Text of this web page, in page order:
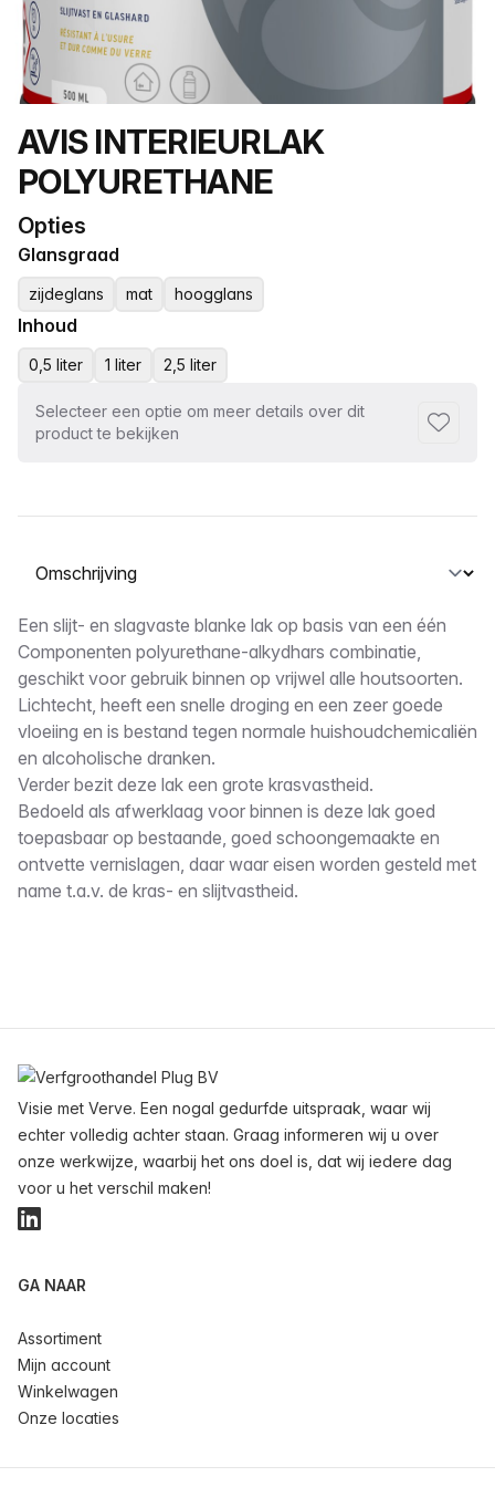
Productnaam
AVIS INTERIEURLAK
POLYURETHANE
Opties
Glansgraad
zijdeglans mat hoogglans
Inhoud
0,5 liter 1 liter 2,5 liter
Selecteer een optie om meer details over dit
product te bekijken
Selecteer een tabblad
Omschrijving
Een slijt- en slagvaste blanke lak op basis van een één
Componenten polyurethane-alkydhars combinatie,
geschikt voor gebruik binnen op vrijwel alle houtsoorten.
Lichtecht, heeft een snelle droging en een zeer goede
vloeiing en is bestand tegen normale huishoudchemicaliën
en alcoholische dranken.
Verder bezit deze lak een grote krasvastheid.
Bedoeld als afwerklaag voor binnen is deze lak goed
toepasbaar op bestaande, goed schoongemaakte en
ontvette vernislagen, daar waar eisen worden gesteld met
name t.a.v. de kras- en slijtvastheid.
Visie met Verve. Een nogal gedurfde uitspraak, waar wij
echter volledig achter staan. Graag informeren wij u over
onze werkwijze, waarbij het ons doel is, dat wij iedere dag
voor u het verschil maken!
LinkedIn
GA NAAR
Assortiment
Mijn account
Winkelwagen
Onze locaties